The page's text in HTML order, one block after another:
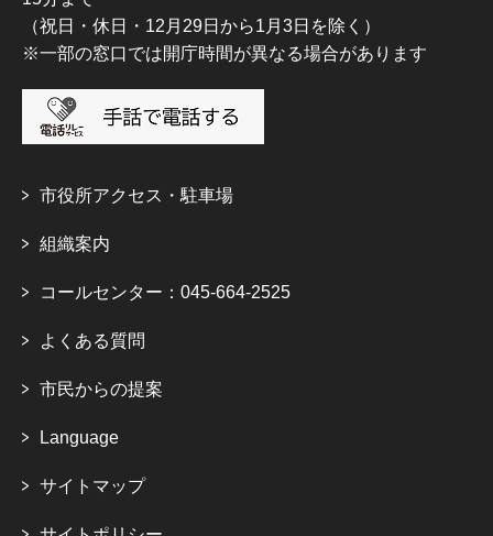
（祝日・休日・12月29日から1月3日を除く）
※一部の窓口では開庁時間が異なる場合があります
市役所アクセス・駐車場
組織案内
コールセンター：045-664-2525
よくある質問
市民からの提案
Language
サイトマップ